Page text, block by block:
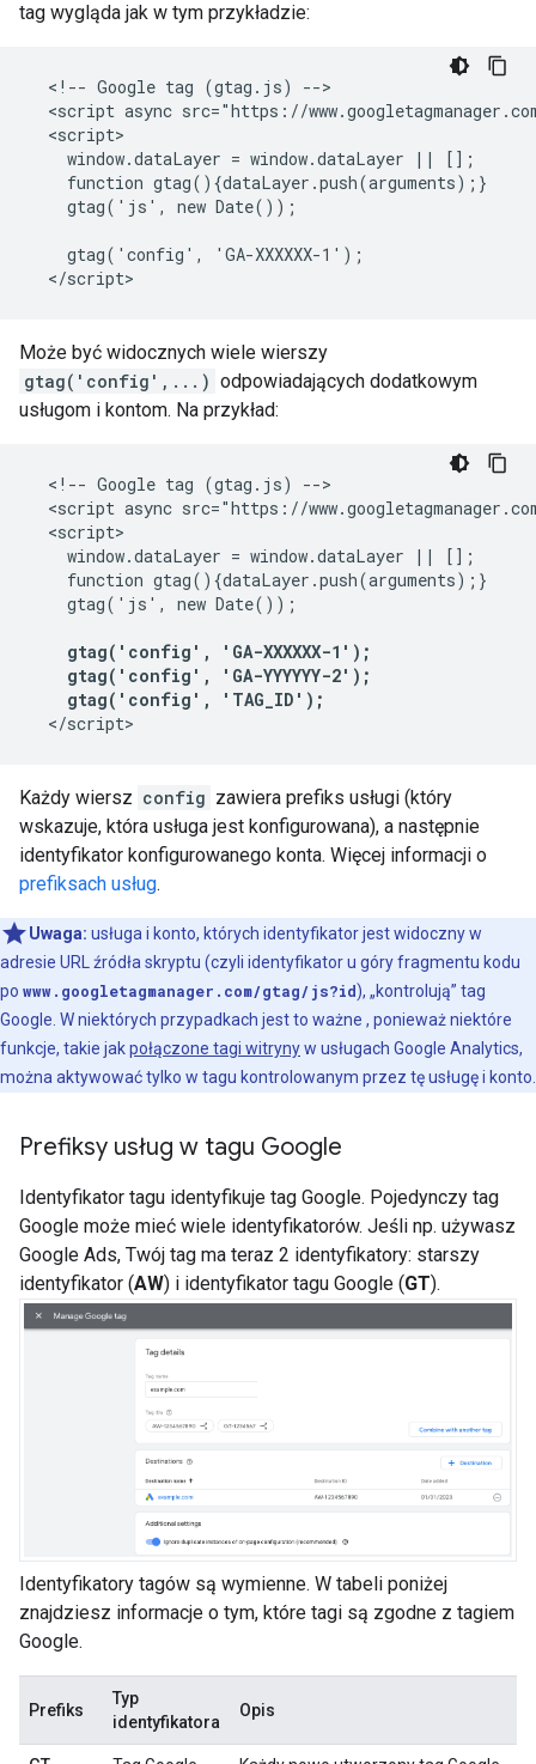
tag wygląda jak w tym przykładzie:
  <!-- Google tag (gtag.js) -->
<script async src="https://
  <script>
    window.dataLayer = window.dataLayer || [];
    function gtag(){dataLayer.push(arguments);}
    gtag('js', new Date());
    gtag('config', 'GA-XXXXXX-1');
Może być widocznych wiele wierszy
gtag('config',...) odpowiadających dodatkowym
usługom i kontom. Na przykład:
  <!-- Google tag (gtag.js) -->
<script async src="https://
  <script>
    window.dataLayer = window.dataLayer || [];
    function gtag(){dataLayer.push(arguments);}
    gtag('js', new Date());
    gtag('config', 'GA-XXXXXX-1');
    gtag('config', 'GA-YYYYYY-2');
    gtag('config', 'TAG_ID');
Każdy wiersz config zawiera prefiks usługi (który
wskazuje, która usługa jest konfigurowana), a następnie
identyfikator konfigurowanego konta. Więcej informacji o
prefiksach usług.
Uwaga: usługa i konto, których identyfikator jest widoczny w
adresie URL źródła skryptu (czyli identyfikator u góry fragmentu kodu
po www.googletagmanager.com/gtag/js?id), „kontrolują” tag
Google. W niektórych przypadkach jest to ważne , ponieważ niektóre
funkcje, takie jakpołączone tagi witrynyw usługach Google Analytics,
można aktywować tylko w tagu kontrolowanym przez tę usługę i konto.
Prefiksy usług w tagu Google
Identyfikator tagu identyfikuje tag Google. Pojedynczy tag
Google może mieć wiele identyfikatorów. Jeśli np. używasz
Google Ads, Twój tag ma teraz 2 identyfikatory: starszy
identyfikator (AW) i identyfikator tagu Google (GT).
Identyfikatory tagów są wymienne. W tabeli poniżej
znajdziesz informacje o tym, które tagi są zgodne z tagiem
Google.
Prefiks
Typ
identyfikatora
Opis